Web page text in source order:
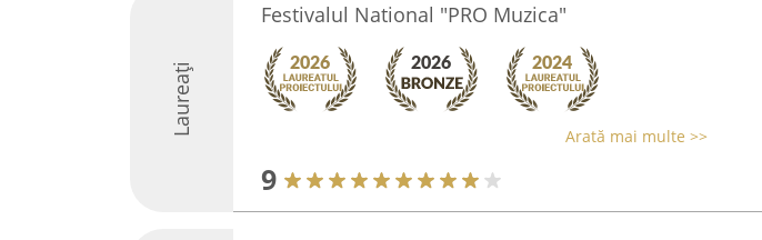
Laureați
Festivalul National "PRO Muzica"
Arată mai multe >>
9